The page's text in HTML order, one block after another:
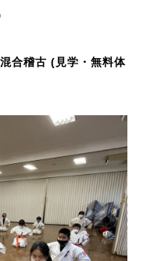
合稽古 (見学・無料体